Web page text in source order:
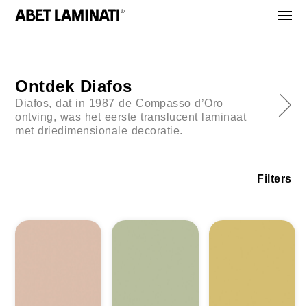
Ontdek Diafos
Diafos, dat in 1987 de Compasso d’Oro
ontving, was het eerste translucent laminaat
met driedimensionale decoratie.
Filters